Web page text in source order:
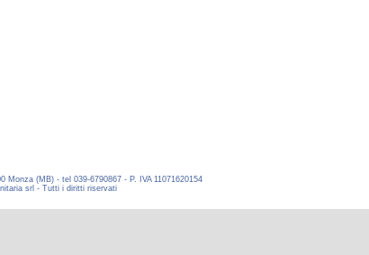
Monza (MB) - tel 039-6790867 - P. IVA 11071620154
srl - Tutti i diritti riservati